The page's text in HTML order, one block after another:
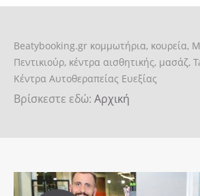
Beatybooking.gr κομμωτήρια, κουρεία,
Πεντικιούρ, κέντρα αισθητικής, μασάζ,
Κέντρα Αυτοθεραπείας Ευεξίας
Βρίσκεστε εδώ: Αρχική